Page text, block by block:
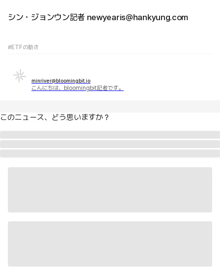
シン・ジョンウン記者 newyearis@hankyung.com
#ETFの動き
minriver@bloomingbit.io
こんにちは、bloomingbit記者です。
このニュース、どう思いますか？